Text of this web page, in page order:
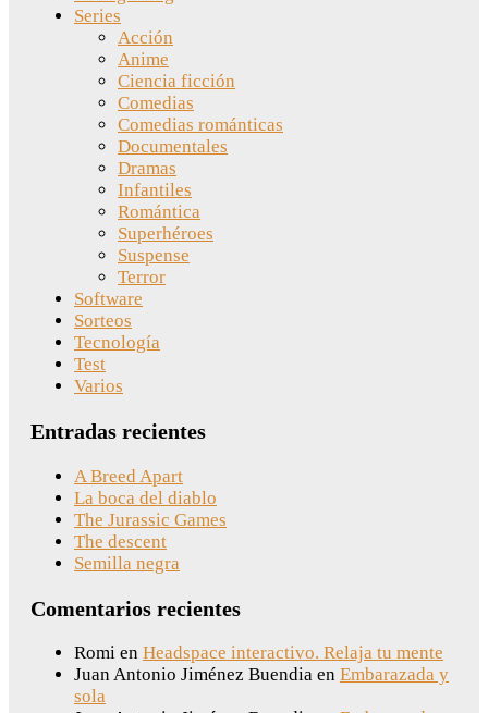
Series
Acción
Anime
Ciencia ficción
Comedias
Comedias románticas
Documentales
Dramas
Infantiles
Romántica
Superhéroes
Suspense
Terror
Software
Sorteos
Tecnología
Test
Varios
Entradas recientes
A Breed Apart
La boca del diablo
The Jurassic Games
The descent
Semilla negra
Comentarios recientes
Romi en Headspace interactivo. Relaja tu mente
Juan Antonio Jiménez Buendia en Embarazada y
sola